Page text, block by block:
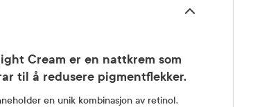
Cream er en nattkrem som
til å redusere pigmentflekker.
en unik kombinasjon av retinol,